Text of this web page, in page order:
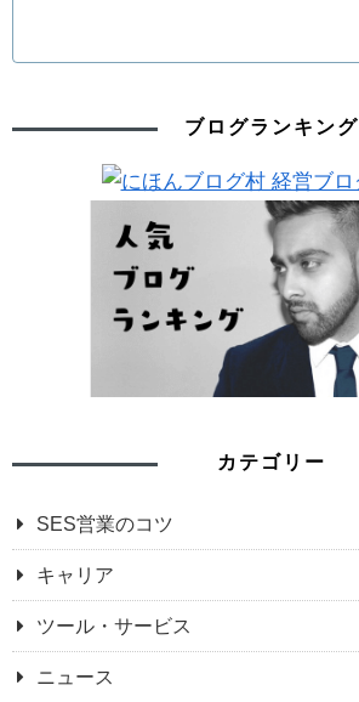
ブログランキング
カテゴリー
SES営業のコツ
キャリア
ツール・サービス
ニュース